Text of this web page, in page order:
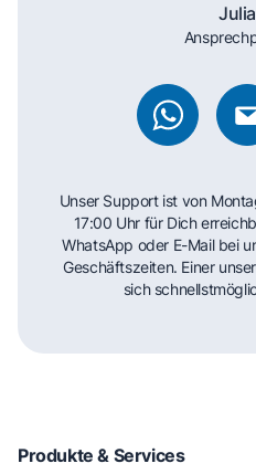
Unser Support ist von
17:00 Uhr für Dich
WhatsApp oder E-Mail bei
Geschäftszeiten. Einer
sich
Produkte & Services